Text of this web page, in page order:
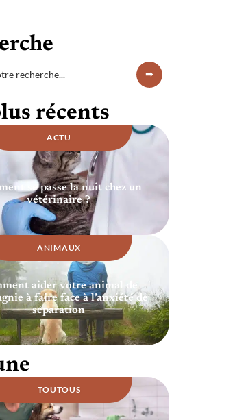
récents
ACTU
se passe la nuit chez un
vétérinaire ?
ANIMAUX
aider votre animal de
à faire face à l’anxiété de
séparation
TOUTOUS